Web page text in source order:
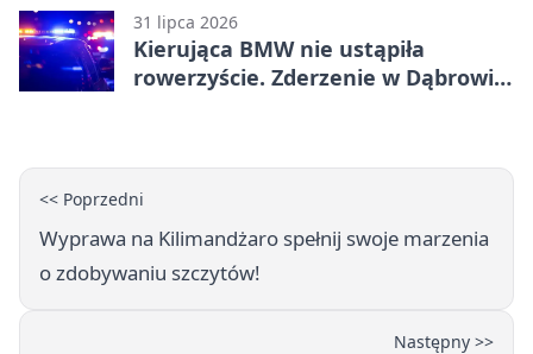
31 lipca 2026
Kierująca BMW nie ustąpiła
rowerzyście. Zderzenie w Dąbrowie
<< Poprzedni
Wyprawa na Kilimandżaro spełnij swoje marzenia
o zdobywaniu szczytów!
Następny >>